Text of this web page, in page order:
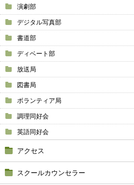
演劇部
デジタル写真部
書道部
ディベート部
放送局
図書局
ボランティア局
調理同好会
英語同好会
アクセス
スクールカウンセラー